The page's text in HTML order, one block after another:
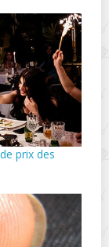
prix des